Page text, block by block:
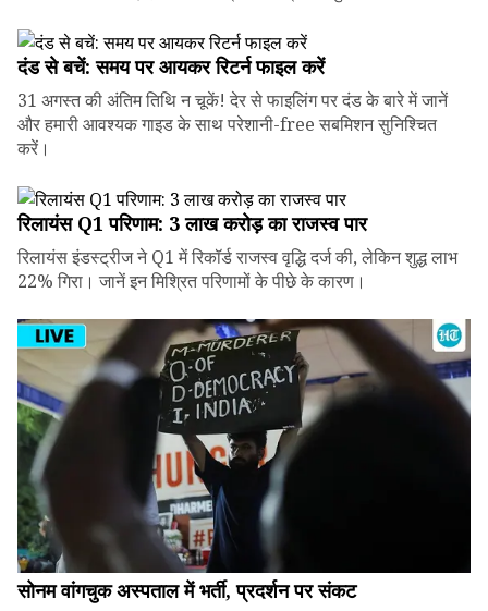
दंड से बचें: समय पर आयकर रिटर्न फाइल करें
31 अगस्त की अंतिम तिथि न चूकें! देर से फाइलिंग पर दंड के बारे में जानें
और हमारी आवश्यक गाइड के साथ परेशानी-free सबमिशन सुनिश्चित
करें।
रिलायंस Q1 परिणाम: ₹3 लाख करोड़ का राजस्व पार
रिलायंस इंडस्ट्रीज ने Q1 में रिकॉर्ड राजस्व वृद्धि दर्ज की, लेकिन शुद्ध लाभ
22% गिरा। जानें इन मिश्रित परिणामों के पीछे के कारण।
सोनम वांगचुक अस्पताल में भर्ती, प्रदर्शन पर संकट